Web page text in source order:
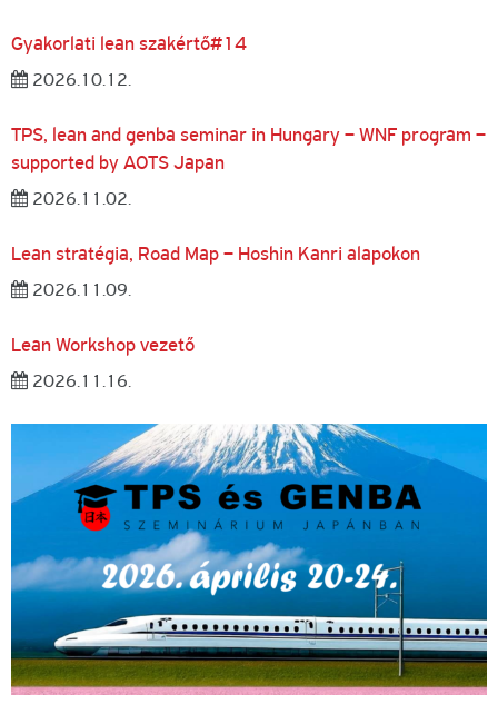
Gyakorlati lean szakértő#14
2026.10.12.
TPS, lean and genba seminar in Hungary – WNF program –
supported by AOTS Japan
2026.11.02.
Lean stratégia, Road Map – Hoshin Kanri alapokon
2026.11.09.
Lean Workshop vezető
2026.11.16.